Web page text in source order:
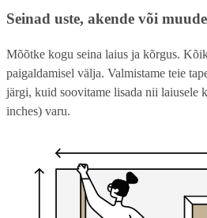
Seinad uste, akende või
Mõõtke kogu seina laius ja kõrgus.
paigaldamisel välja. Valmistame teie
järgi, kuid soovitame lisada nii laiusele
inches) varu.